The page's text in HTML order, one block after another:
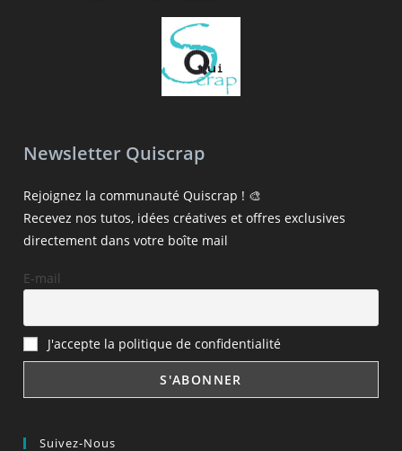
Newsletter Quiscrap
Rejoignez la communauté Quiscrap ! 🎨
Recevez nos tutos, idées créatives et offres exclusives
directement dans votre boîte mail
E-mail
J'accepte la politique de confidentialité
Suivez-Nous